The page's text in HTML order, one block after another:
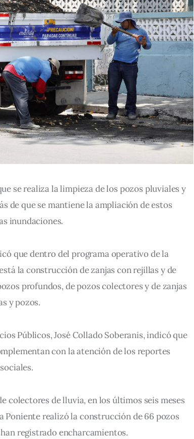
se realiza la limpieza de los pozos pluviales y
de que se mantiene la ampliación de estos
inundaciones.
que dentro del programa operativo de la
la construcción de zanjas con rejillas y de
profundos, de pozos colectores y de zanjas
y pozos.
Públicos, José Collado Soberanis, indicó que
con la atención de los reportes
colectores de lluvia, en los últimos seis meses
Poniente realizó la construcción de 66 pozos
registrado encharcamientos.